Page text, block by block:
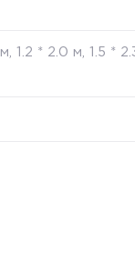
м, 1.2 * 2.0 м, 1.5 *